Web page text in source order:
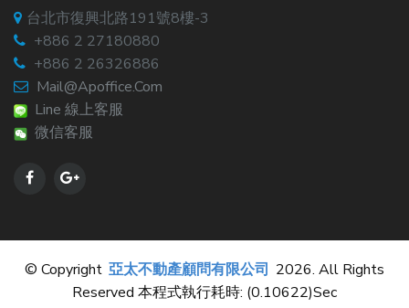
台北市復興北路191號8樓-3
+886 2 27180880
+886 2 26326886
Mail@apoffice.com
Line 線上客服
微信客服
© Copyright 亞太不動產顧問有限公司 2026. All Rights
Reserved 本程式執行耗時: (0.10622)sec